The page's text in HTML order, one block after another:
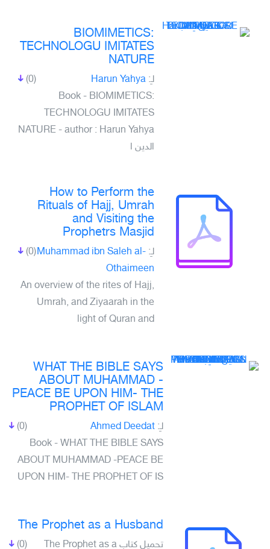
BIOMIMETICS:
TECHNOLOGU IMITATES
NATURE
(0) لـِ: Harun Yahya
Book - BIOMIMETICS:
TECHNOLOGU IMITATES
NATURE - author : Harun Yahya
الدين ا
How to Perform the
Rituals of Hajj, Umrah
and Visiting the
Prophetrs Masjid
(0) لـِ: Muhammad ibn Saleh al-
Othaimeen
An overview of the rites of Hajj,
Umrah, and Ziyaarah in the
light of Quran and
WHAT THE BIBLE SAYS
ABOUT MUHAMMAD -
PEACE BE UPON HIM- THE
PROPHET OF ISLAM
(0) لـِ: Ahmed Deedat
Book - WHAT THE BIBLE SAYS
ABOUT MUHAMMAD -PEACE BE
UPON HIM- THE PROPHET OF IS
The Prophet as a Husband
(0) تحميل كتاب The Prophet as a